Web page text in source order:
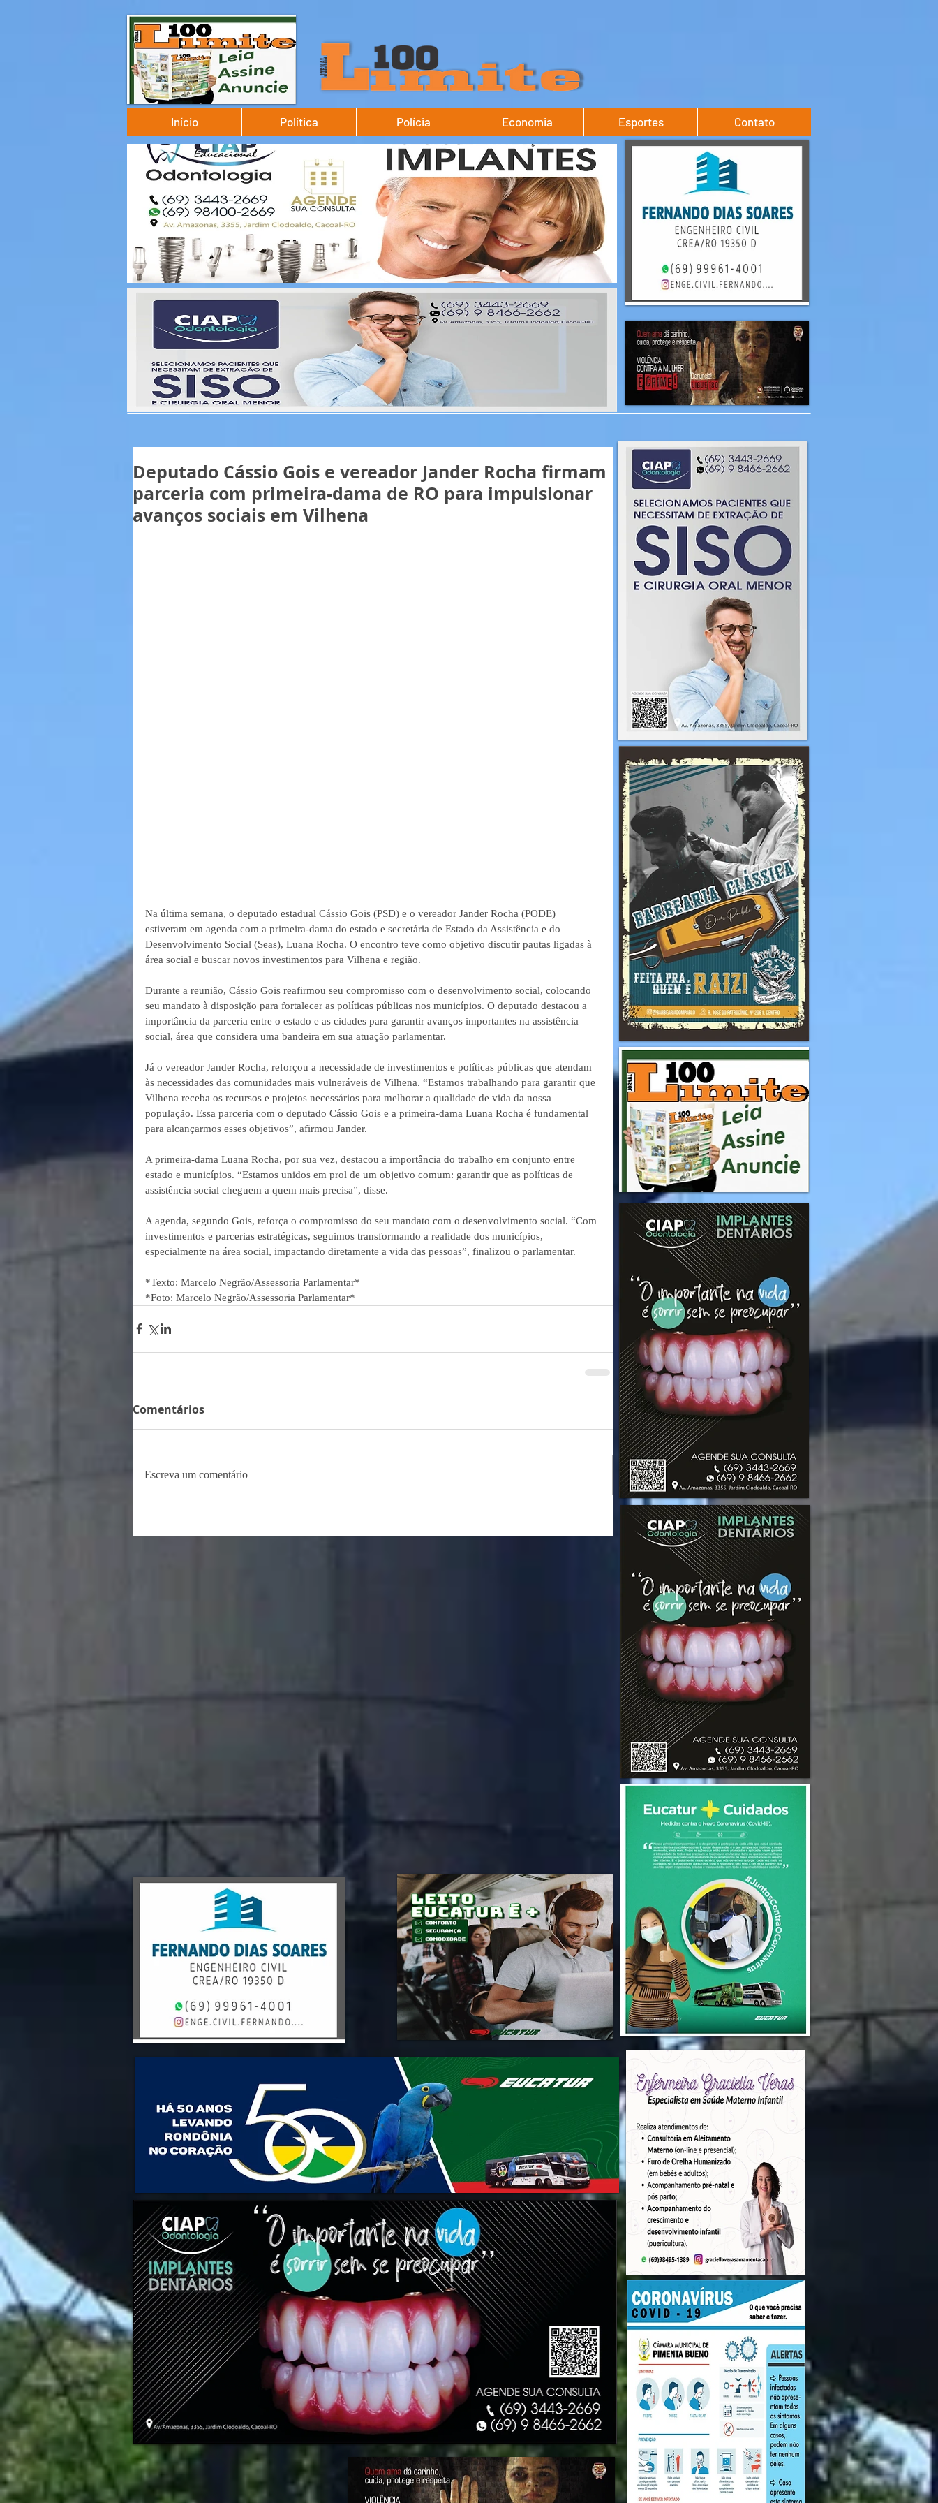
Início Política Polícia Economia Esportes Contato
Deputado Cássio Gois e vereador Jander Rocha firmam
parceria com primeira-dama de RO para impulsionar
avanços sociais em Vilhena
Na última semana, o deputado estadual Cássio Gois (PSD) e o vereador Jander Rocha (PODE)
estiveram em agenda com a primeira-dama do estado e secretária de Estado da Assistência e do
Desenvolvimento Social (Seas), Luana Rocha. O encontro teve como objetivo discutir pautas ligadas à
área social e buscar novos investimentos para Vilhena e região.
Durante a reunião, Cássio Gois reafirmou seu compromisso com o desenvolvimento social, colocando
seu mandato à disposição para fortalecer as políticas públicas nos municípios. O deputado destacou a
importância da parceria entre o estado e as cidades para garantir avanços importantes na assistência
social, área que considera uma bandeira em sua atuação parlamentar.
Já o vereador Jander Rocha, reforçou a necessidade de investimentos e políticas públicas que atendam
às necessidades das comunidades mais vulneráveis de Vilhena. “Estamos trabalhando para garantir que
Vilhena receba os recursos e projetos necessários para melhorar a qualidade de vida da nossa
população. Essa parceria com o deputado Cássio Gois e a primeira-dama Luana Rocha é fundamental
para alcançarmos esses objetivos”, afirmou Jander.
A primeira-dama Luana Rocha, por sua vez, destacou a importância do trabalho em conjunto entre
estado e municípios. “Estamos unidos em prol de um objetivo comum: garantir que as políticas de
assistência social cheguem a quem mais precisa”, disse.
A agenda, segundo Gois, reforça o compromisso do seu mandato com o desenvolvimento social. “Com
investimentos e parcerias estratégicas, seguimos transformando a realidade dos municípios,
especialmente na área social, impactando diretamente a vida das pessoas”, finalizou o parlamentar.
*Texto: Marcelo Negrão/Assessoria Parlamentar*
*Foto: Marcelo Negrão/Assessoria Parlamentar*
Comentários
Escreva um comentário